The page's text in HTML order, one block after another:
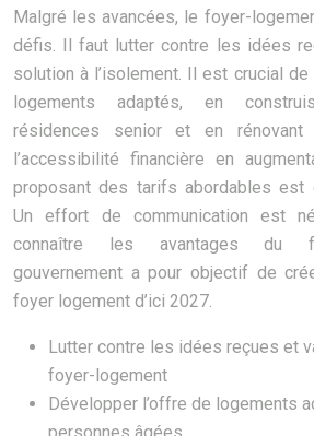
Malgré les avancées, le foyer-
défis. Il faut lutter contre les idées
solution à l’isolement. Il est crucial
logements adaptés, en
résidences senior et en rénovant
l’accessibilité financière en
proposant des tarifs abordables est
Un effort de communication est
connaître les avantages du
gouvernement a pour objectif de
foyer logement d’ici 2027.
Lutter contre les idées reçues et
foyer-logement
Développer l’offre de logements